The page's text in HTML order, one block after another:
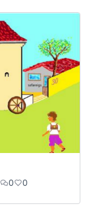
0 0